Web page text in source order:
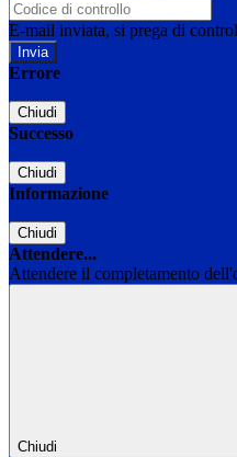
E-mail inviata, si prega di
Errore
Chiudi
Successo
Chiudi
Informazione
Chiudi
Attendere...
Attendere il completamento
Chiudi